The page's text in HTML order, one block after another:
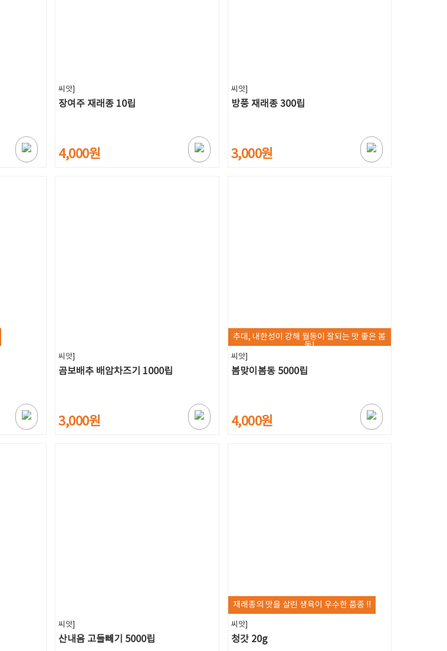
씨앗]
장여주 재래종 10립
4,000원
씨앗]
방풍 재래종 300립
3,000원
씨앗]
곰보배추 배암차즈기 1000립
3,000원
추대, 내한성이 강해 월동이 잘되는 맛 좋은 봄
동!
씨앗]
봄맞이봄동 5000립
4,000원
씨앗]
산내음 고들빼기 5000립
재래종의 맛을 살린 생육이 우수한 품종 !!
씨앗]
청갓 20g